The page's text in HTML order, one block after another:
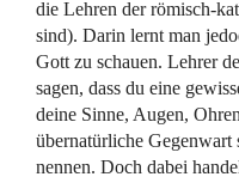
die Lehren der römisch-
sind). Darin lernt man
Gott zu schauen. Lehrer
sagen, dass du eine
deine Sinne, Augen,
übernatürliche Gegenwart
nennen. Doch dabei